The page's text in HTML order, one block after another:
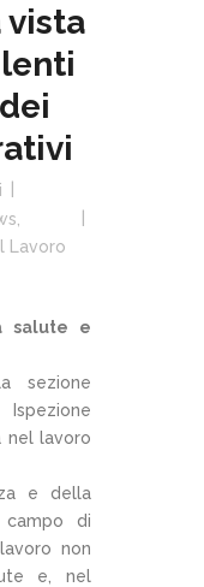
vista
Lavoro
salute e
sezione
Ispezione
nel lavoro
e della
di
non
e, nel